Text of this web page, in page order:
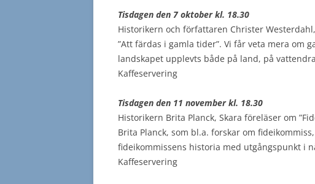
Tisdagen den 7 oktober kl. 18.30
Historikern och författaren Christer
”Att färdas i gamla tider”. Vi får veta mera om
landskapet upplevts både på land, på
Kaffeservering
Tisdagen den 11 november kl. 18.30
Historikern Brita Planck, Skara föreläser om
Brita Planck, som bl.a. forskar om
fideikommissens historia med utgångspunkt i
Kaffeservering